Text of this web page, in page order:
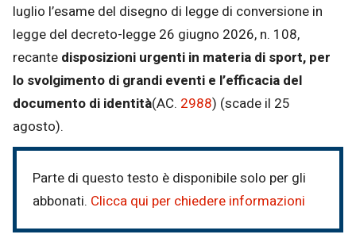
luglio l’esame del disegno di legge di conversione in
legge del decreto-legge 26 giugno 2026, n. 108,
recante disposizioni urgenti in materia di sport, per
lo svolgimento di grandi eventi e l’efficacia del
documento di identità(AC. 2988) (scade il 25
agosto).
Parte di questo testo è disponibile solo per gli
abbonati. Clicca qui per chiedere informazioni